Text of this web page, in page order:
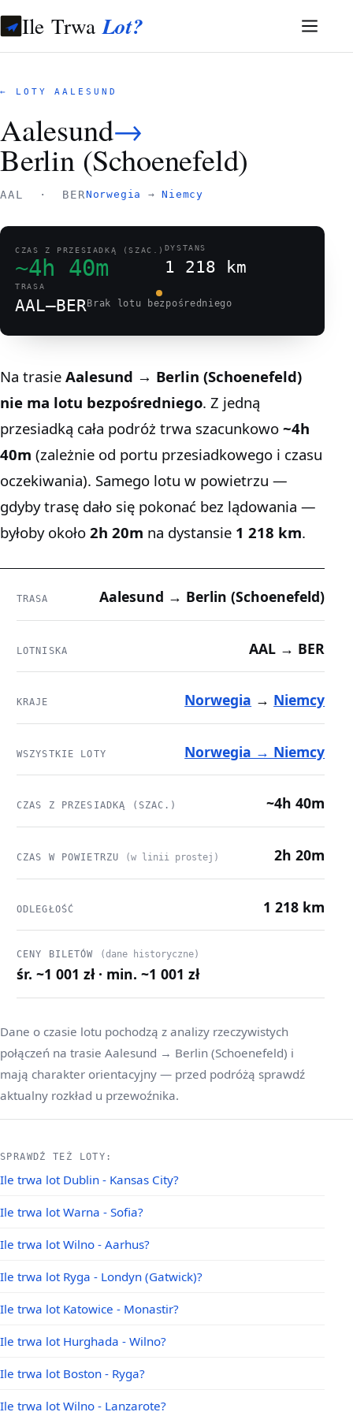
Ile TrwaLot?
← LOTY AALESUND
Aalesund→
Berlin (Schoenefeld)
AAL · BERNorwegia →Niemcy
CZAS Z PRZESIADKĄ (SZAC.)
~4h 40m
DYSTANS
1 218 km
TRASA
AAL–BERBrak lotu bezpośredniego
Na trasie Aalesund → Berlin (Schoenefeld)
nie ma lotu bezpośredniego. Z jedną
przesiadką cała podróż trwa szacunkowo ~4h
40m (zależnie od portu przesiadkowego i czasu
oczekiwania). Samego lotu w powietrzu —
gdyby trasę dało się pokonać bez lądowania —
byłoby około 2h 20m na dystansie 1 218 km.
TRASA Aalesund → Berlin (Schoenefeld)
LOTNISKA AAL → BER
KRAJE Norwegia → Niemcy
WSZYSTKIE LOTY Norwegia → Niemcy
CZAS Z PRZESIADKĄ (SZAC.) ~4h 40m
CZAS W POWIETRZU (w linii prostej) 2h 20m
ODLEGŁOŚĆ 1 218 km
CENY BILETÓW (dane historyczne)
śr. ~1 001 zł · min. ~1 001 zł
Dane o czasie lotu pochodzą z analizy rzeczywistych
połączeń na trasie Aalesund → Berlin (Schoenefeld) i
mają charakter orientacyjny — przed podróżą sprawdź
aktualny rozkład u przewoźnika.
SPRAWDŹ TEŻ LOTY:
Ile trwa lot Dublin - Kansas City?
Ile trwa lot Warna - Sofia?
Ile trwa lot Wilno - Aarhus?
Ile trwa lot Ryga - Londyn (Gatwick)?
Ile trwa lot Katowice - Monastir?
Ile trwa lot Hurghada - Wilno?
Ile trwa lot Boston - Ryga?
Ile trwa lot Wilno - Lanzarote?